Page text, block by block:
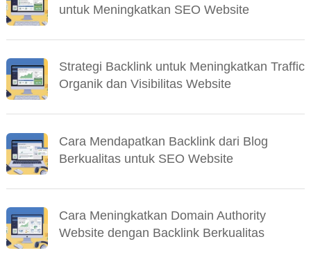
untuk Meningkatkan SEO Website
Strategi Backlink untuk Meningkatkan Traffic
Organik dan Visibilitas Website
Cara Mendapatkan Backlink dari Blog
Berkualitas untuk SEO Website
Cara Meningkatkan Domain Authority
Website dengan Backlink Berkualitas